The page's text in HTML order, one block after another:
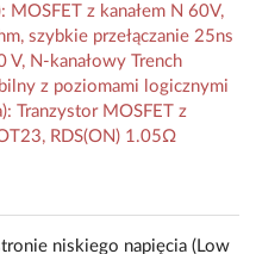
z kanałem N 60V,
szybkie przełączanie 25ns
V, N-kanałowy Trench
z poziomami logicznymi
Tranzystor MOSFET z
RDS(ON) 1.05Ω
niskiego napięcia (Low